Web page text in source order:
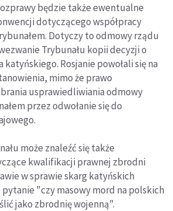
będzie także ewentualne
dotyczącego współpracy
Dotyczy to odmowy rządu
Trybunału kopii decyzji o
Rosjanie powołali się na
mimo że prawo
usprawiedliwiania odmowy
przez odwołanie się do
może znaleźć się także
kwalifikacji prawnej zbrodni
w sprawie skarg katyńskich
pytanie "czy masowy mord na polskich
jako zbrodnię wojenną".